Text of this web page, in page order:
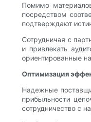
Помимо
посредством
подтверждают
Сотрудничая с
и привлекать
ориентированные
Оптимизация
Надежные
прибыльности
сотрудничество с